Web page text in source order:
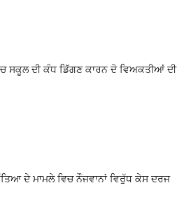
ਸਕੂਲ ਦੀ ਕੰਧ ਡਿੱਗਣ ਕਾਰਨ ਦੋ ਵਿਅਕਤੀਆਂ ਦੀ
ਦੇ ਮਾਮਲੇ ਵਿਚ ਨੌਜਵਾਨਾਂ ਵਿਰੁੱਧ ਕੇਸ ਦਰਜ